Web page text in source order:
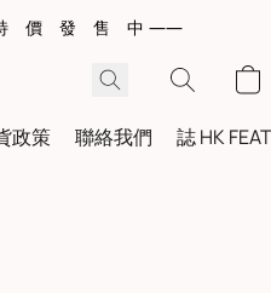
價 發 售 中 ——
政策 聯絡我們 誌 HK